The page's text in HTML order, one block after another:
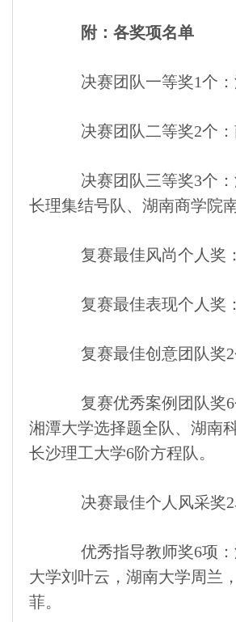
附：各奖项名单
决赛团队一等奖1个：
决赛团队二等奖2个：
决赛团队三等奖3个：
长理集结号队、湖南商学院
复赛最佳风尚个人奖
复赛最佳表现个人奖
复赛最佳创意团队奖2
复赛优秀案例团队奖6
湘潭大学选择题全队、湖南
长沙理工大学6阶方程队。
决赛最佳个人风采奖2
优秀指导教师奖6项：
大学刘叶云，湖南大学周兰
菲。